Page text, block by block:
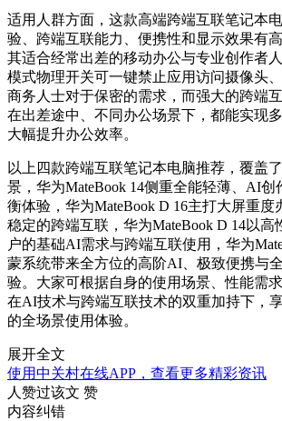
适用人群方面，这款高端跨端互联笔记本
验、跨端互联能力、便携性和显示效果有
其适合经常出差的移动办公与专业创作者
模式物理开关可一键禁止应用访问摄像头
商务人士对于保密的需求，而强大的跨端
在出差途中、不同办公场景下，都能实现
大幅提升办公效率。
以上四款跨端互联笔记本电脑推荐，覆盖
景，华为MateBook 14侧重全能轻薄、AI创
衡体验，华为MateBook D 16主打大屏重度
稳定的跨端互联，华为MateBook D 14以高
户的基础AI需求与跨端互联使用，华为
蒙系统带来全方位的高阶AI、极致便携与
验。大家可根据自身的使用场景、性能需
在AI技术与跨端互联技术的双重加持下，
的全场景使用体验。
展开全文
使用中关村在线APP，查看更多精彩资讯
人赞过该文 赞
内容纠错